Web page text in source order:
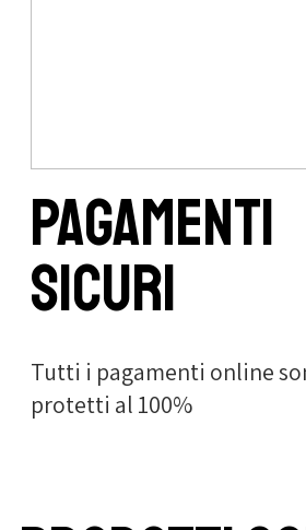
Pagamenti
sicuri
Tutti i pagamenti online
protetti al 100%